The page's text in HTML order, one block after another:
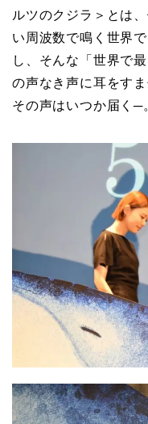
ルツのクジラ＞とは
い周波数で鳴く世界
し、そんな「世界で
の声なき声に耳をす
その声はいつか届く─